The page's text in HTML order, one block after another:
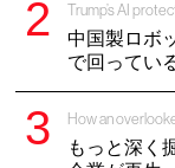
Trump’s AI
中国製ロボ
で回ってい
How an
もっと深く